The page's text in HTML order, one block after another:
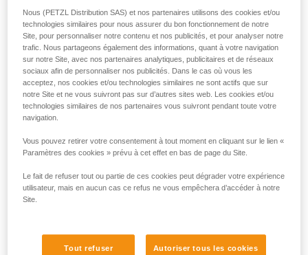
Nous (PETZL Distribution SAS) et nos partenaires utilisons des cookies et/ou
technologies similaires pour nous assurer du bon fonctionnement de notre
Site, pour personnaliser notre contenu et nos publicités, et pour analyser notre
trafic. Nous partageons également des informations, quant à votre navigation
sur notre Site, avec nos partenaires analytiques, publicitaires et de réseaux
sociaux afin de personnaliser nos publicités. Dans le cas où vous les
acceptez, nos cookies et/ou technologies similaires ne sont actifs que sur
notre Site et ne vous suivront pas sur d’autres sites web. Les cookies et/ou
technologies similaires de nos partenaires vous suivront pendant toute votre
navigation.
Vous pouvez retirer votre consentement à tout moment en cliquant sur le lien «
Paramètres des cookies » prévu à cet effet en bas de page du Site.
Le fait de refuser tout ou partie de ces cookies peut dégrader votre expérience
utilisateur, mais en aucun cas ce refus ne vous empêchera d’accéder à notre
Site.
Tout refuser Autoriser tous les cookies